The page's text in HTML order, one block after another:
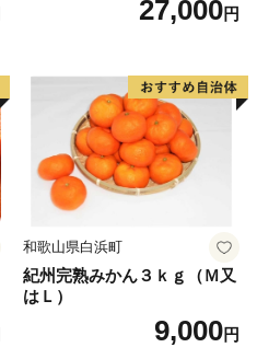
27,000円
和歌山県白浜町
紀州完熟みかん３ｋｇ（Ｍ又
はＬ）
9,000円